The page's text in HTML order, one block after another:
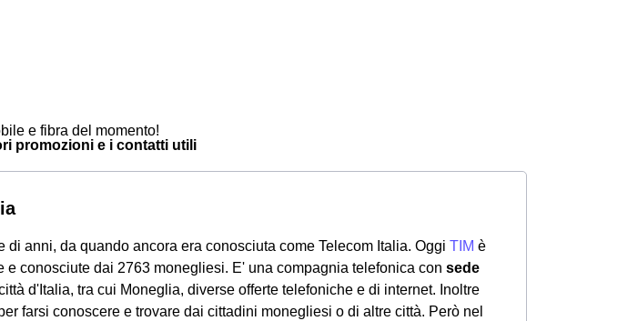
e fibra del momento!
promozioni e i contatti utili
di anni, da quando ancora era conosciuta come Telecom Italia. Oggi TIM è
conosciute dai 2763 monegliesi. E' una compagnia telefonica con sede
d'Italia, tra cui Moneglia, diverse offerte telefoniche e di internet. Inoltre
farsi conoscere e trovare dai cittadini monegliesi o di altre città. Però nel